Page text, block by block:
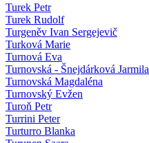
Turek Petr
Turek Rudolf
Turgeněv Ivan Sergejevič
Turková Marie
Turnová Eva
Turnovská - Šnejdárková Jarmila
Turnovská Magdaléna
Turnovský Evžen
Turoň Petr
Turrini Peter
Turturro Blanka